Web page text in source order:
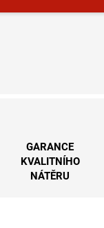
GARANCE
KVALITNÍHO
NÁTĚRU